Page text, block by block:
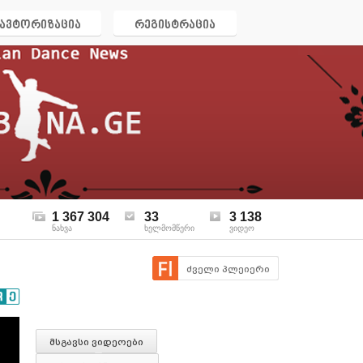
ავტორიზაცია რეგისტრაცია
1 367 304
ნახვა
33
ხელმომწერი
3 138
ვიდეო
ძველი პლეიერი
მსგავსი ვიდეოები